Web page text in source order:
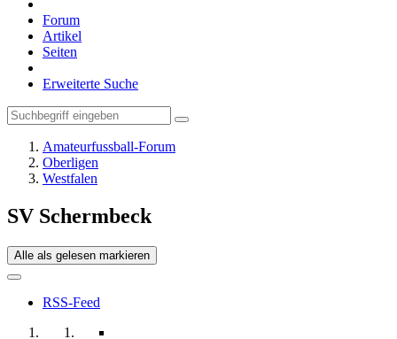
Forum
Artikel
Seiten
Erweiterte Suche
Amateurfussball-Forum
Oberligen
Westfalen
SV Schermbeck
Alle als gelesen markieren
RSS-Feed